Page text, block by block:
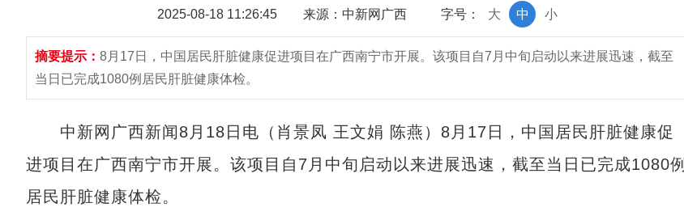
2025-08-18 11:26:45 来源：中新网广西 字号： 小
中
大
摘要提示： 8月17日，中国居民肝脏健康促进项目在广西南宁市开展。该项目自7月中旬启动以来进展迅速，截至
当日已完成1080例居民肝脏健康体检。
中新网广西新闻8月18日电（肖景凤 王文娟 陈燕）8月17日，中国居民肝脏健康促
进项目在广西南宁市开展。该项目自7月中旬启动以来进展迅速，截至当日已完成1080例
居民肝脏健康体检。